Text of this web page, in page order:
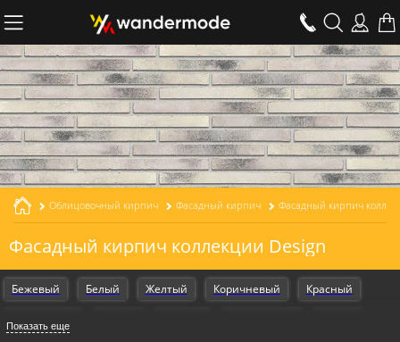
Облицовочный кирпич Фасадный кирпич Фасадный кирпич
Фасадный кирпич коллекции Design
Бежевый Белый Желтый Коричневый Красный
Оранжевый
Показать еще